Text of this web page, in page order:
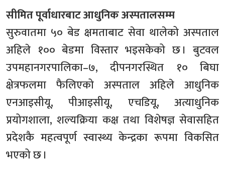
सीमित पूर्वाधारबाट आधुनिक अस्पतालसम्म
सुरुवातमा ५० बेड क्षमताबाट सेवा थालेको अस्पताल
अहिले १०० बेडमा विस्तार भइसकेको छ । बुटवल
उपमहानगरपालिका–७, दीपनगरस्थित १० बिघा
क्षेत्रफलमा फैलिएको अस्पताल अहिले आधुनिक
एनआइसीयू, पीआइसीयू, एचडियू, अत्याधुनिक
प्रयोगशाला, शल्यक्रिया कक्ष तथा विशेषज्ञ सेवासहित
प्रदेशकै महत्वपूर्ण स्वास्थ्य केन्द्रका रूपमा विकसित
भएको छ ।